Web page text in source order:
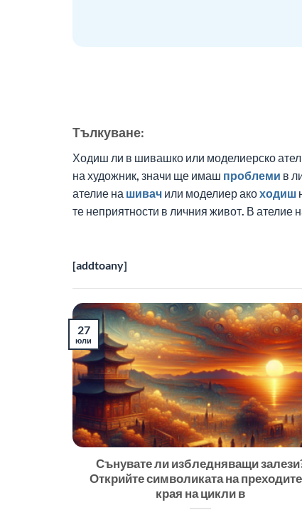
Tълкуване:
Ходиш ли в шивашко или моделиерско
на художник, значи ще имаш проблеми в
ателие на шивач или моделиер акоходиш
те неприятности в личния живот. В ателие
[addtoany]
Сънувате ли избледняващи
Открийте символиката на
края на цикли в
27
юли